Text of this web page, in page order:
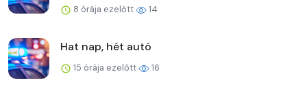
8 órája ezelőtt 14
Hat nap, hét autó
15 órája ezelőtt 16